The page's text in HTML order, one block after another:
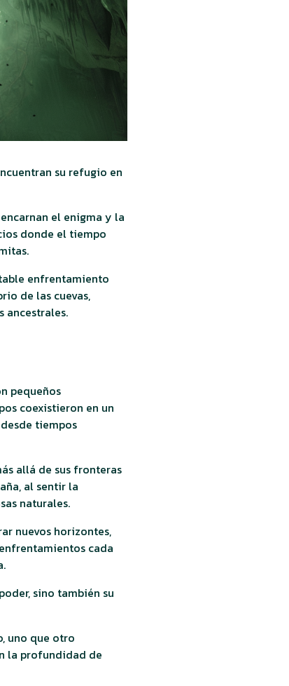
su refugio en
el enigma y la
donde el tiempo
enfrentamiento
de las cuevas,
ancestrales.
pequeños
coexistieron en un
tiempos
allá de sus fronteras
al sentir la
naturales.
nuevos horizontes,
cada
sino también su
uno que otro
la profundidad de